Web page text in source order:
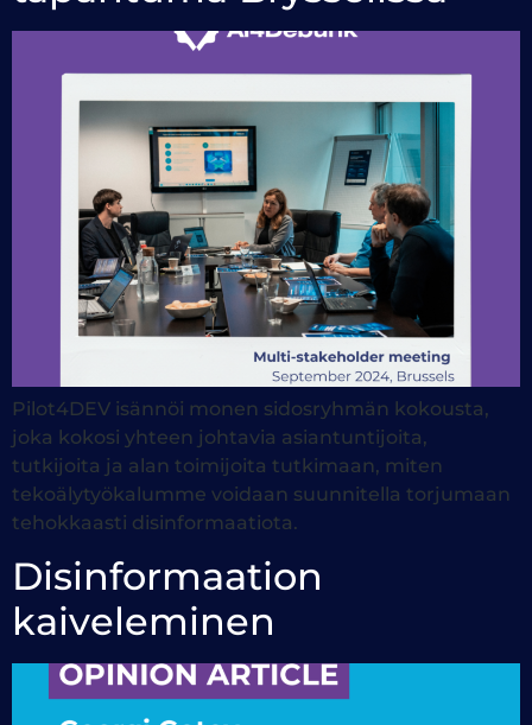
Pilot4DEV isännöi monen sidosryhmän kokousta,
joka kokosi yhteen johtavia asiantuntijoita,
tutkijoita ja alan toimijoita tutkimaan, miten
tekoälytyökalumme voidaan suunnitella torjumaan
tehokkaasti disinformaatiota.
Disinformaation
kaiveleminen